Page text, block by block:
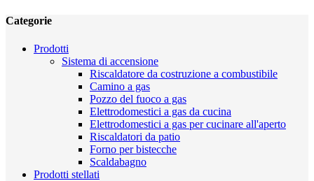
Categorie
Prodotti
Sistema di accensione
Riscaldatore da costruzione a combustibile
Camino a gas
Pozzo del fuoco a gas
Elettrodomestici a gas da cucina
Elettrodomestici a gas per cucinare all'aperto
Riscaldatori da patio
Forno per bistecche
Scaldabagno
Prodotti stellati